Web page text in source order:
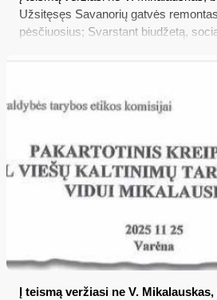
Užsitęsęs Savanorių gatvės
pėsčiuosius; Svarstant biudžetą,
Į teismą veržiasi ne V.